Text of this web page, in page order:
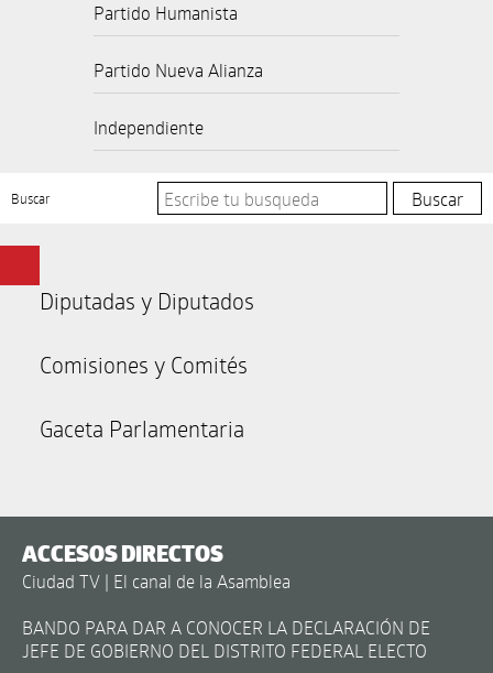
Partido Humanista
Partido Nueva Alianza
Independiente
Buscar
Diputadas y Diputados
Comisiones y Comités
Gaceta Parlamentaria
ACCESOS DIRECTOS
Ciudad TV | El canal de la Asamblea
BANDO PARA DAR A CONOCER LA DECLARACIÓN DE
JEFE DE GOBIERNO DEL DISTRITO FEDERAL ELECTO